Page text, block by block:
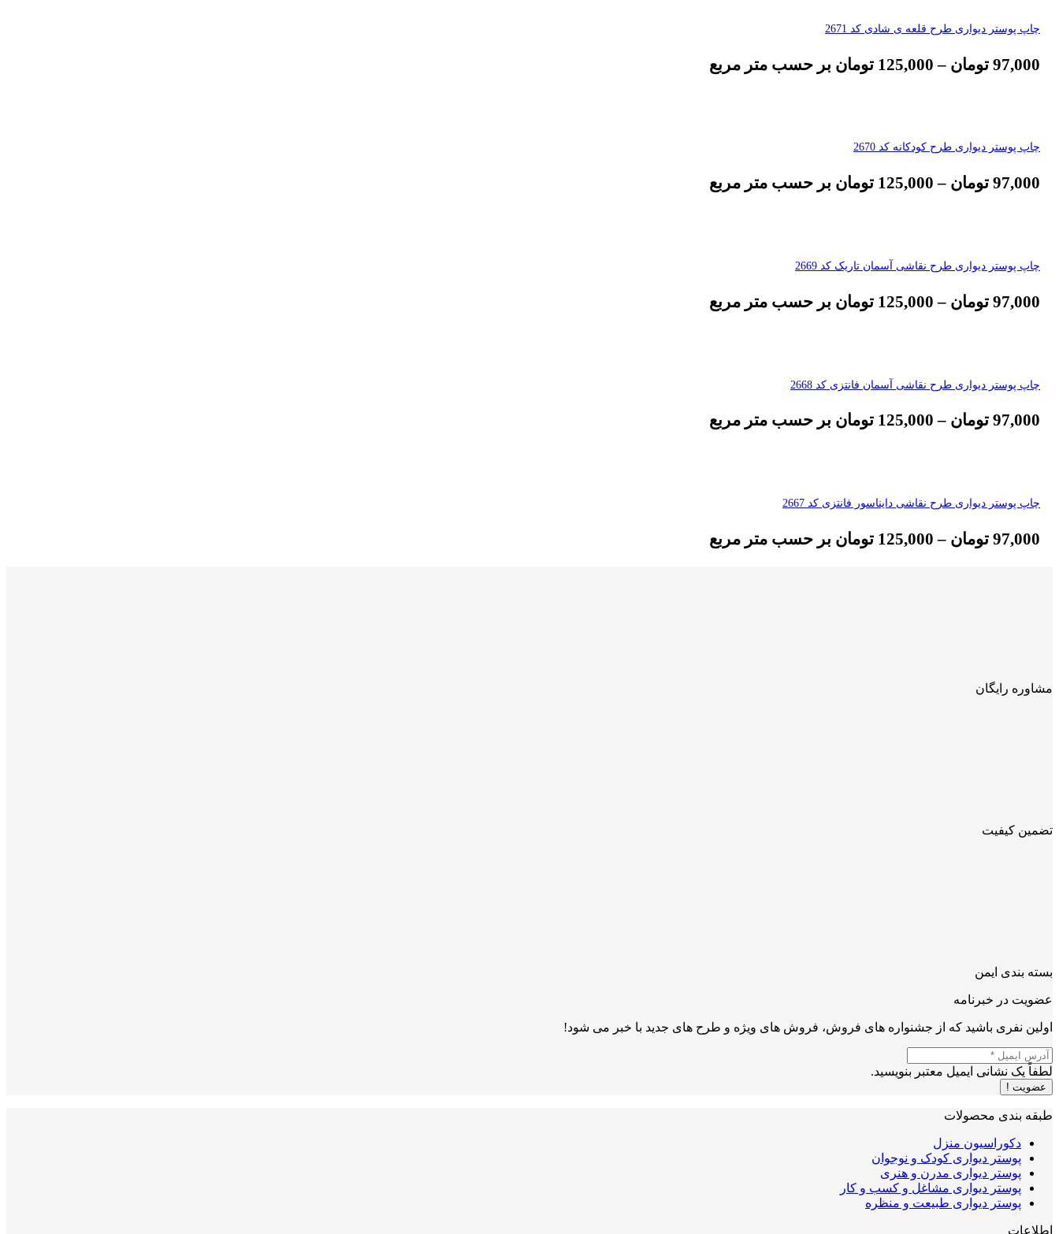
چاپ پوستر دیواری طرح قلعه ی شادی کد 2671
97,000 تومان –
125,000 تومان بر حسب متر مربع
چاپ پوستر دیواری طرح کودکانه کد 2670
97,000 تومان –
125,000 تومان بر حسب متر مربع
چاپ پوستر دیواری طرح نقاشی آسمان تاریک کد 2669
97,000 تومان –
125,000 تومان بر حسب متر مربع
چاپ پوستر دیواری طرح نقاشی آسمان فانتزی کد 2668
97,000 تومان –
125,000 تومان بر حسب متر مربع
چاپ پوستر دیواری طرح نقاشی دایناسور فانتزی کد 2667
97,000 تومان –
125,000 تومان بر حسب متر مربع
مشاوره رایگان
تضمین کیفیت
بسته بندی ایمن
عضویت در خبرنامه
اولین نفری باشید که از جشنواره های فروش، فروش های ویژه و طرح های جدید با خبر می شود!
لطفاً یک نشانی ایمیل معتبر بنویسید.
عضویت !
طبقه بندی محصولات
دکوراسیون منزل
پوستر دیواری کودک و نوجوان
پوستر دیواری مدرن و هنری
پوستر دیواری مشاغل و کسب و کار
پوستر دیواری طبیعت و منظره
اطلاعات